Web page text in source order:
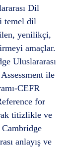
Dil
temel dil
yenilikçi,
amaçlar.
Uluslararası
ile
CEFR
for
titizlikle ve
anlayış ve